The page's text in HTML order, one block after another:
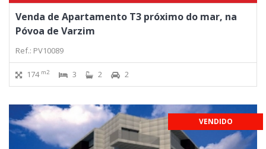
Venda de Apartamento T3 próximo do mar, na
Póvoa de Varzim
Ref.: PV10089
174 m2 3 2 2
VENDIDO